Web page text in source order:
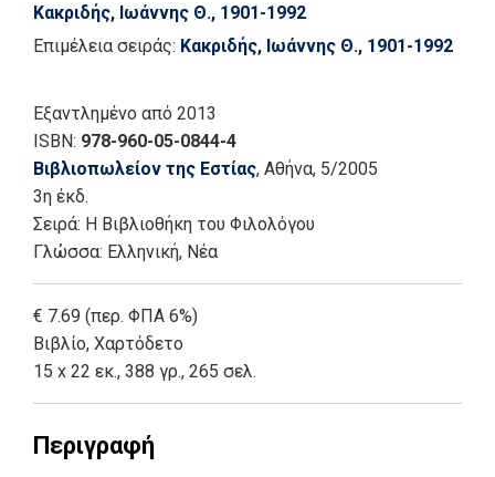
Κακριδής, Ιωάννης Θ., 1901-1992
Επιμέλεια σειράς: Κακριδής, Ιωάννης Θ., 1901-1992
Εξαντλημένο από 2013
ISBN: 978-960-05-0844-4
Βιβλιοπωλείον της Εστίας, Αθήνα, 5/2005
3η έκδ.
Σειρά: Η Βιβλιοθήκη του Φιλολόγου
Γλώσσα: Ελληνική, Νέα
€ 7.69 (περ. ΦΠΑ 6%)
Βιβλίο, Χαρτόδετο
15 x 22 εκ., 388 γρ., 265 σελ.
Περιγραφή